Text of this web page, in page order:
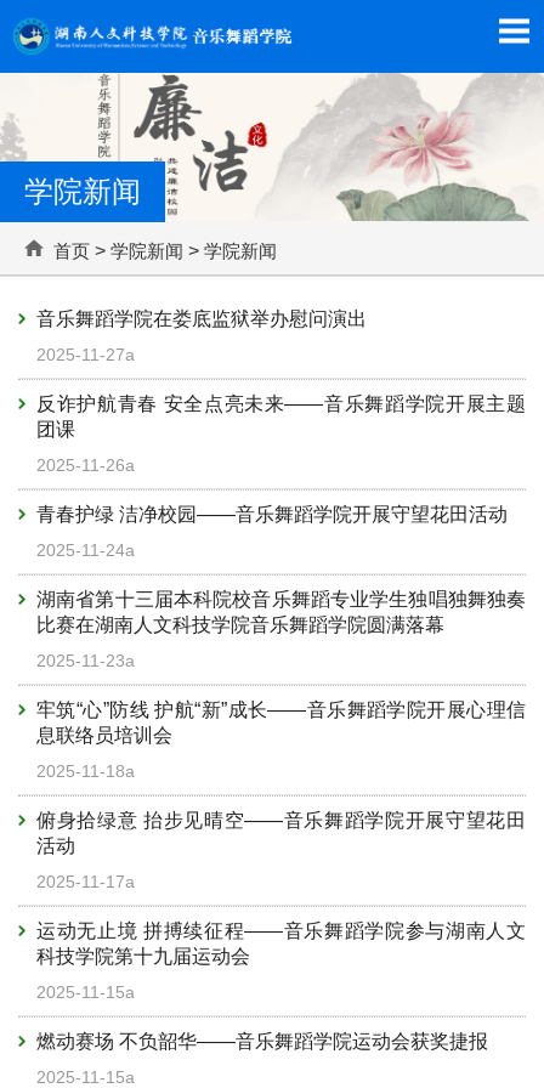
学院新闻
首页 > 学院新闻 > 学院新闻
音乐舞蹈学院在娄底监狱举办慰问演出
2025-11-27a
反诈护航青春 安全点亮未来——音乐舞蹈学院开展主题
团课
2025-11-26a
青春护绿 洁净校园——音乐舞蹈学院开展守望花田活动
2025-11-24a
湖南省第十三届本科院校音乐舞蹈专业学生独唱独舞独奏
比赛在湖南人文科技学院音乐舞蹈学院圆满落幕
2025-11-23a
牢筑“心”防线 护航“新”成长——音乐舞蹈学院开展心理信
息联络员培训会
2025-11-18a
俯身拾绿意 抬步见晴空——音乐舞蹈学院开展守望花田
活动
2025-11-17a
运动无止境 拼搏续征程——音乐舞蹈学院参与湖南人文
科技学院第十九届运动会
2025-11-15a
燃动赛场 不负韶华——音乐舞蹈学院运动会获奖捷报
2025-11-15a